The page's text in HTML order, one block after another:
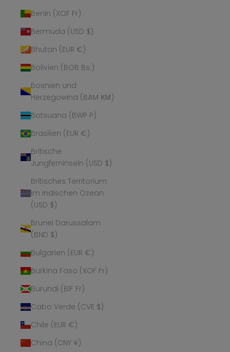
Benin (XOF Fr)
Bermuda (USD $)
Bhutan (EUR €)
Bolivien (BOB Bs.)
Bosnien und
Herzegowina (BAM КМ)
Botsuana (BWP P)
Brasilien (EUR €)
Britische
Jungferninseln (USD $)
Britisches Territorium
im Indischen Ozean
(USD $)
Brunei Darussalam
(BND $)
Bulgarien (EUR €)
Burkina Faso (XOF Fr)
Burundi (BIF Fr)
Cabo Verde (CVE $)
Chile (EUR €)
China (CNY ¥)